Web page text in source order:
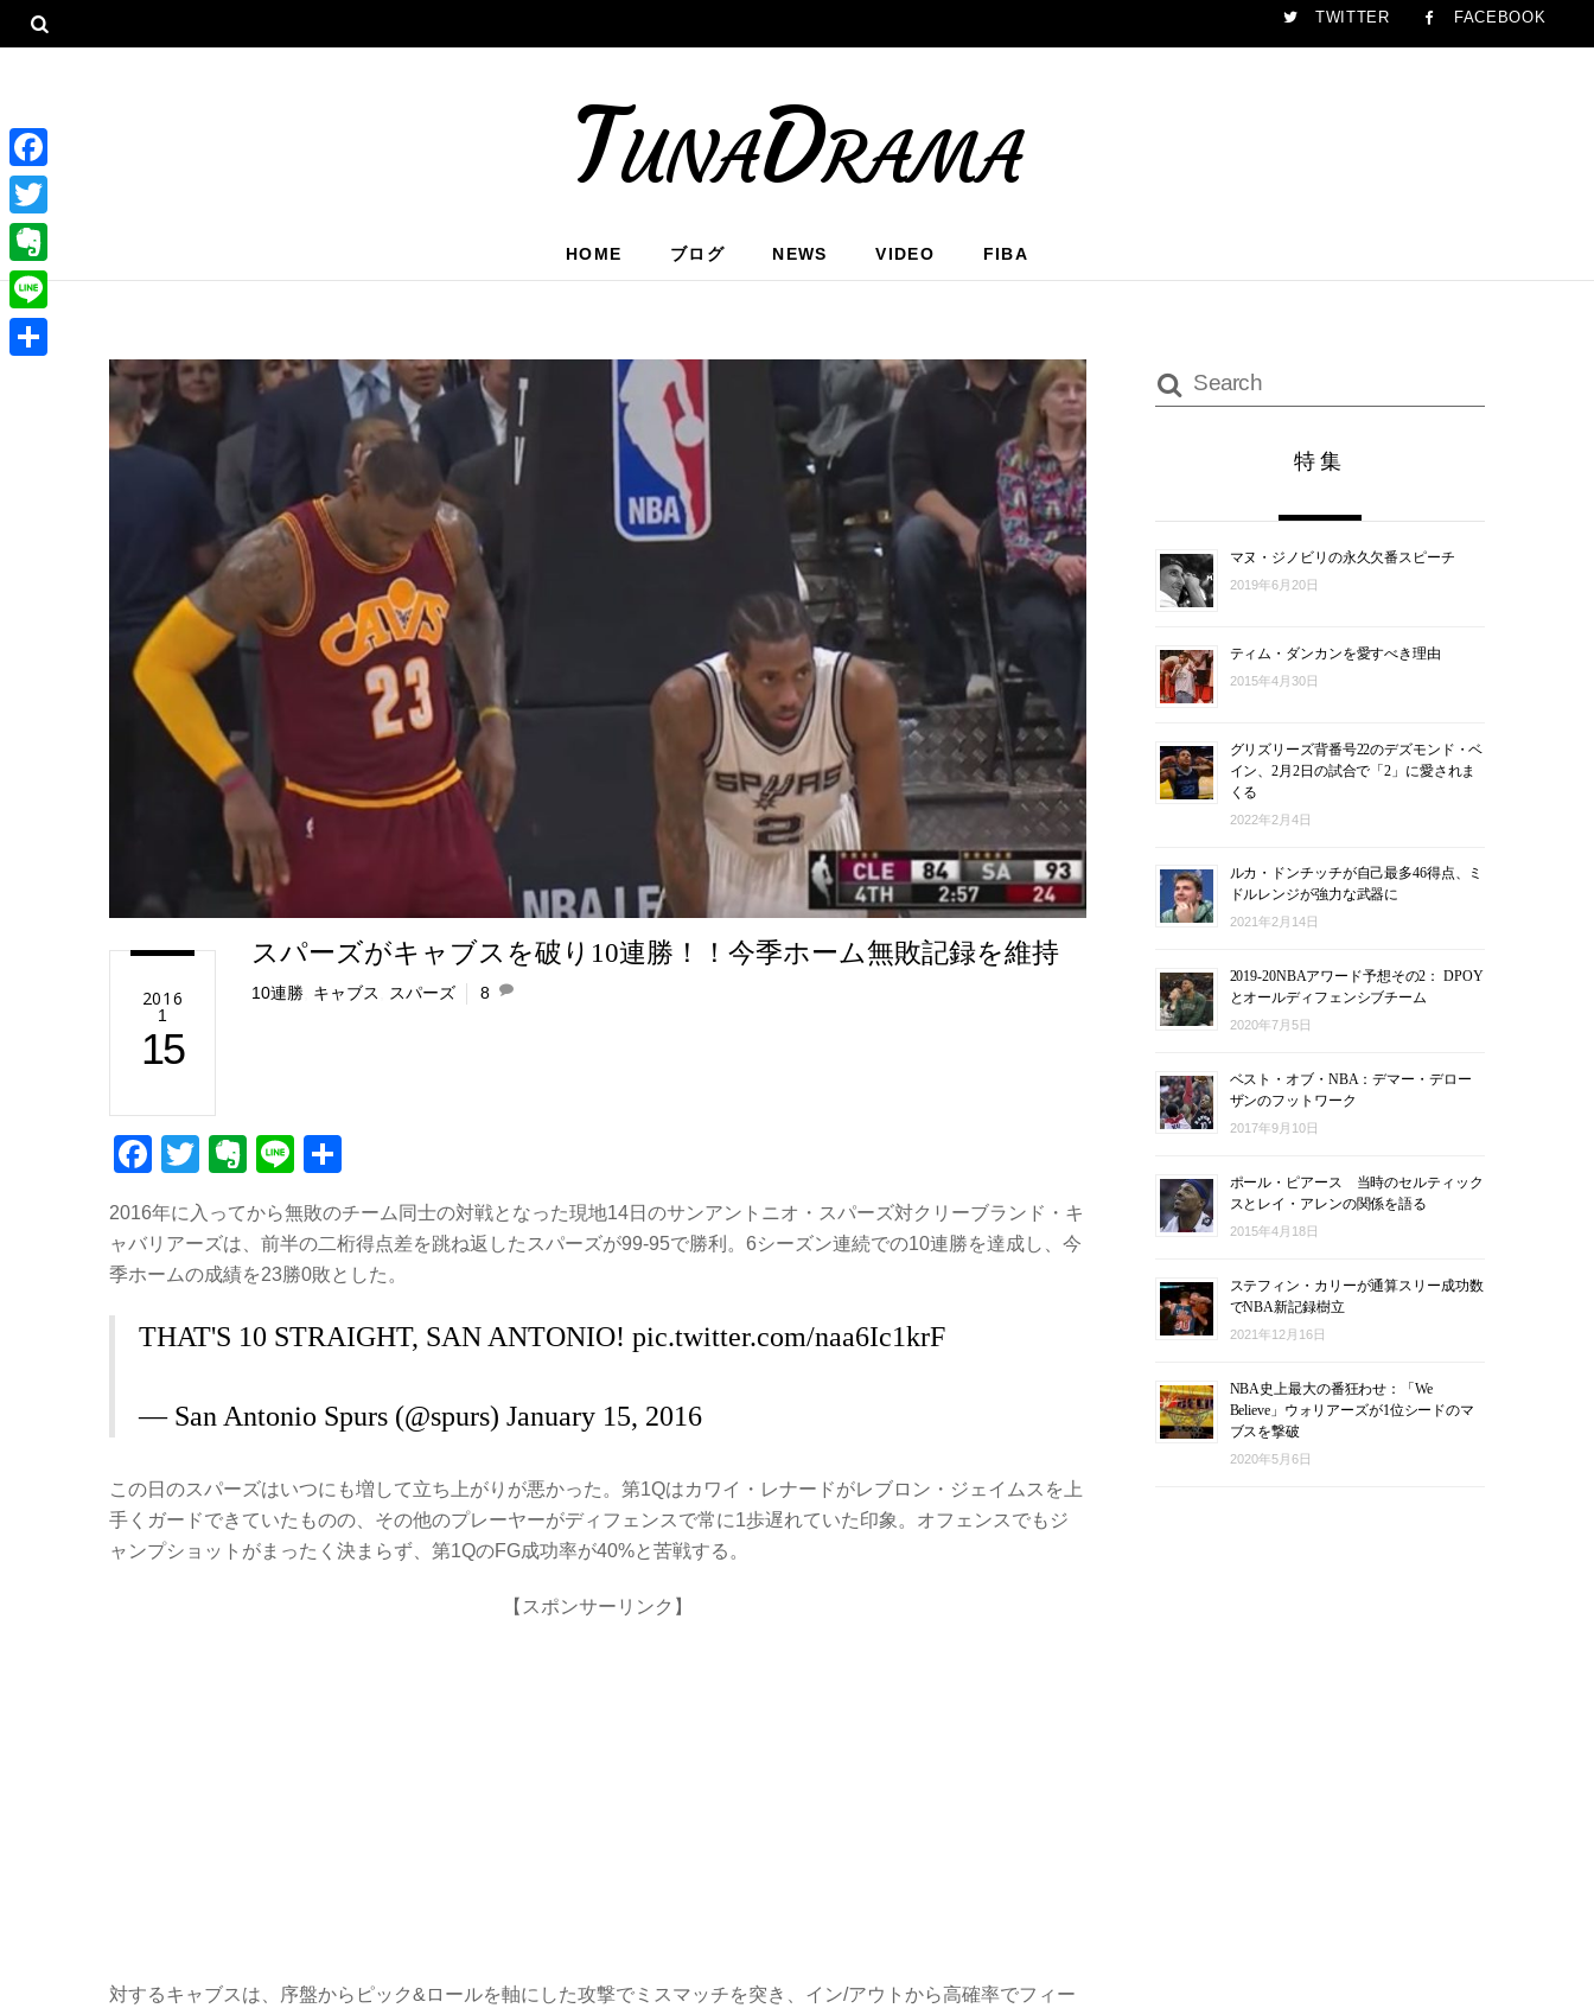
TWITTER FACEBOOK
TunaDrama
HOME ブログ NEWS VIDEO FIBA
2016
1
15
スパーズがキャブスを破り10連勝！！今季ホーム無敗記録を維持
10連勝 キャブス スパーズ 8
F
c
e
o
k
T
tt
er
E
er
n
e
Li
e
2016年に入ってから無敗のチーム同士の対戦となった現地14日のサンアントニオ・スパーズ対クリーブランド・キ
ャバリアーズは、前半の二桁得点差を跳ね返したスパーズが99-95で勝利。6シーズン連続での10連勝を達成し、今
季ホームの成績を23勝0敗とした。
THAT'S 10 STRAIGHT, SAN ANTONIO!pic.twitter.com/naa6Ic1krF
— San Antonio Spurs (@spurs)January 15, 2016
この日のスパーズはいつにも増して立ち上がりが悪かった。第1Qはカワイ・レナードがレブロン・ジェイムスを上
手くガードできていたものの、その他のプレーヤーがディフェンスで常に1歩遅れていた印象。オフェンスでもジ
ャンプショットがまったく決まらず、第1QのFG成功率が40%と苦戦する。
【スポンサーリンク】
対するキャブスは、序盤からピック&ロールを軸にした攻撃でミスマッチを突き、イン/アウトから高確率でフィー
特集
マヌ・ジノビリの永久欠番スピーチ
2019年6月20日
ティム・ダンカンを愛すべき理由
2015年4月30日
グリズリーズ背番号22のデズモンド・ベ
イン、2月2日の試合で「2」に愛されま
くる
2022年2月4日
ルカ・ドンチッチが自己最多46得点、ミ
ドルレンジが強力な武器に
2021年2月14日
2019-20NBAアワード予想その2： DPOY
とオールディフェンシブチーム
2020年7月5日
ベスト・オブ・NBA：デマー・デロー
ザンのフットワーク
2017年9月10日
ポール・ピアース 当時のセルティック
スとレイ・アレンの関係を語る
2015年4月18日
ステフィン・カリーが通算スリー成功数
でNBA新記録樹立
2021年12月16日
NBA史上最大の番狂わせ：「We
Believe」ウォリアーズが1位シードのマ
ブスを撃破
2020年5月6日
F
a
c
e
b
T
w
i
E
v
e
L